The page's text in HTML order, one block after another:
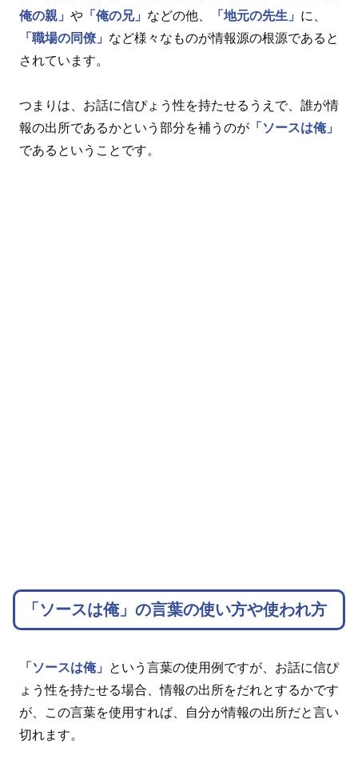
俺の親」 や 「俺の兄」 などの他、 「地元の先生」 に、
「職場の同僚」 など様々なものが情報源の根源であると
されています。
つまりは、お話に信ぴょう性を持たせるうえで、誰が情
報の出所であるかという部分を補うのが 「ソースは俺」
であるということです。
「ソースは俺」の言葉の使い方や使われ方
「ソースは俺」
という言葉の使用例ですが、お話に信ぴ
ょう性を持たせる場合、情報の出所をだれとするかです
が、この言葉を使用すれば、自分が情報の出所だと言い
切れます。